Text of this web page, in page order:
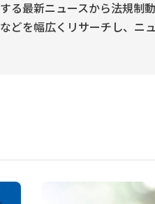
する最新ニュースから法規制
などを幅広くリサーチし、ニ